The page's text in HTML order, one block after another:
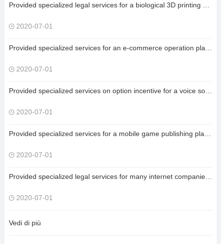
2020-07-01
2020-07-01
Provided specialized services on option incentive for a voice social platform including formulating overall option incentive plan;
2020-07-01
2020-07-01
Provided specialized legal services for many internet companies including application for listing on New Third Board and targeted stock issuance after listing;
2020-07-01
Vedi di più